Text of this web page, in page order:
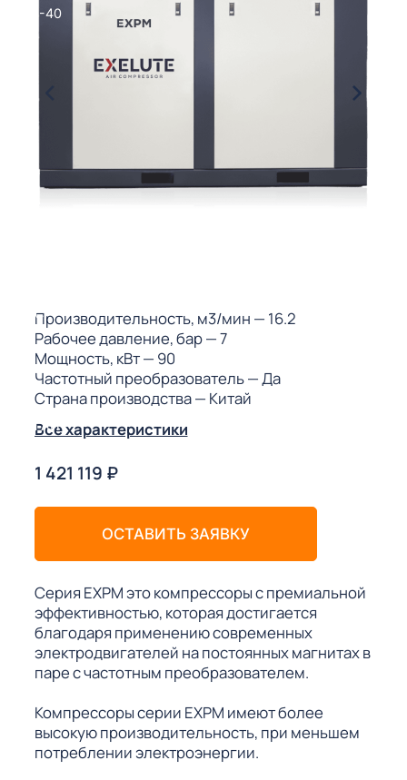
Производительность, м3/мин — 16.2
Рабочее давление, бар— 7
Мощность, кВт— 90
Частотный преобразователь— Да
Страна производства— Китай
Все характеристики
1 421 119 ₽
ОСТАВИТЬ ЗАЯВКУ
Серия EXPM это компрессоры с премиальной
эффективностью, которая достигается
благодаря применению современных
электродвигателей на постоянных магнитах в
паре с частотным преобразователем.
Компрессоры серии EXPM имеют более
высокую производительность, при меньшем
потреблении электроэнергии.
(3-40
(МКС)
АИ